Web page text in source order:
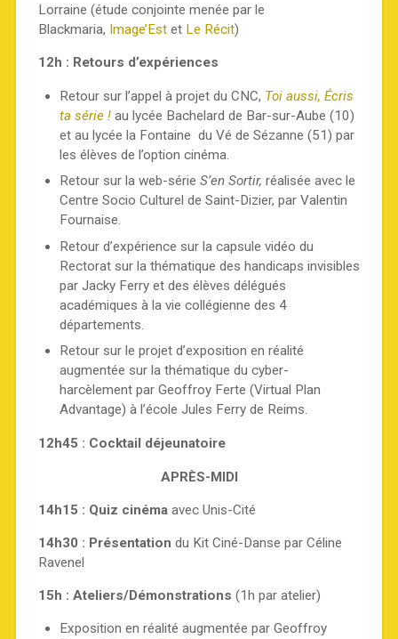
Lorraine (étude conjointe menée par le
Blackmaria, Image’Estet Le Récit)
12h : Retours d’expériences
Retour sur l’appel à projet du CNC, Toi aussi, Écris
ta série !au lycée Bachelard de Bar-sur-Aube (10)
et au lycée la Fontaine du Vé de Sézanne (51) par
les élèves de l’option cinéma.
Retour sur la web-série S’en Sortir, réalisée avec le
Centre Socio Culturel de Saint-Dizier, par Valentin
Fournaise.
Retour d’expérience sur la capsule vidéo du
Rectorat sur la thématique des handicaps invisibles
par Jacky Ferry et des élèves délégués
académiques à la vie collégienne des 4
départements.
Retour sur le projet d’exposition en réalité
augmentée sur la thématique du cyber-
harcèlement par Geoffroy Ferte (Virtual Plan
Advantage) à l’école Jules Ferry de Reims.
12h45 : Cocktail déjeunatoire
APRÈS-MIDI
14h15 : Quiz cinémaavec Unis-Cité
14h30 : Présentation du Kit Ciné-Danse par Céline
Ravenel
15h : Ateliers/Démonstrations (1h par atelier)
Exposition en réalité augmentée par Geoffroy